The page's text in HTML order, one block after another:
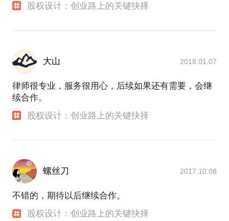
股权设计：创业路上的关键抉择
大山 2018.01.07
律师很专业，服务很用心，后续如果还有需要，会继
续合作。
股权设计：创业路上的关键抉择
螺丝刀 2017.10.08
不错的，期待以后继续合作。
股权设计：创业路上的关键抉择